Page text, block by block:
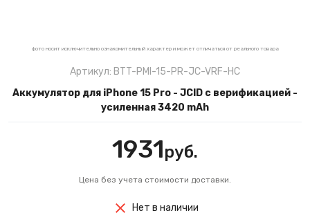
фото носит исключительно ознакомительный характер и может отличаться от реального товара
Артикул: BTT-PMI-15-PR-JC-VRF-HC
Аккумулятор для iPhone 15 Pro - JCID с верификацией -
усиленная 3420 mAh
1931руб.
Цена без учета стоимости доставки.
Нет в наличии